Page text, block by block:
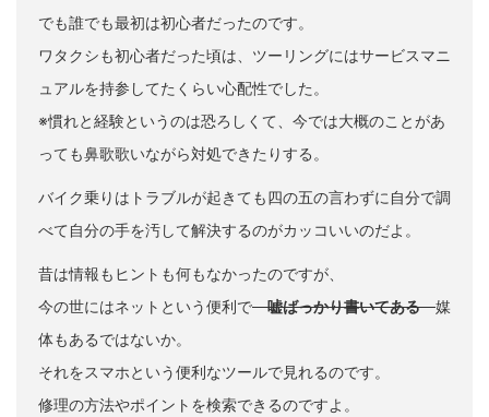
でも誰でも最初は初心者だったのです。
ワタクシも初心者だった頃は、ツーリングにはサービスマニ
ュアルを持参してたくらい心配性でした。
※慣れと経験というのは恐ろしくて、今では大概のことがあ
っても鼻歌歌いながら対処できたりする。
バイク乗りはトラブルが起きても四の五の言わずに自分で調
べて自分の手を汚して解決するのがカッコいいのだよ。
昔は情報もヒントも何もなかったのですが、
今の世にはネットという便利で嘘ばっかり書いてある媒
体もあるではないか。
それをスマホという便利なツールで見れるのです。
修理の方法やポイントを検索できるのですよ。